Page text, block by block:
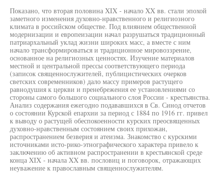
Показано, что вторая половина XIX - начало XX вв. стали эпохой
заметного изменения духовно-нравственного и религиозного
климата в российском обществе. Под влиянием общественной
модернизации и европеизации начал разрушаться традиционный
патриархальный уклад жизни широких масс, а вместе с ним
начало трансформироваться и традиционное мировоззрение,
основанное на религиозных ценностях. Изучение материалов
местной и центральной прессы соответствующего периода
(записок священнослужителей, публицистических очерков
светских современников) дало массу примеров растущего
равнодушия к церкви и пренебрежения ее установлениями со
стороны самого большого социального слоя России - крестьянства.
Анализ содержания ежегодно подававшихся в Св. Синод отчетов
о состоянии Курской епархии за период с 1884 по 1916 гг. привел
к выводу о растущей обеспокоенности курских преосвященных
духовно-нравственным состоянием своих прихожан,
распространением безверия и атеизма. Знакомство с курскими
источниками исто-рико-этнографического характера привело к
заключению об активном распространении в крестьянской среде
конца XIX - начала XX вв. пословиц и поговорок, отражающих
неуважение к православным священнослужителям.